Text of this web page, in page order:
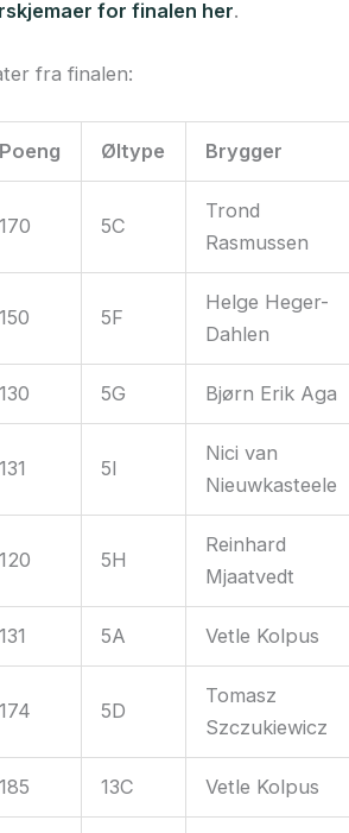
for finalen her.
fra finalen:
Poeng Øltype Brygger
170 5C
Trond
Rasmussen
150 5F
Helge Heger-
Dahlen
130 5G Bjørn Erik Aga
131 5I
Nici van
Nieuwkasteele
120 5H
Reinhard
Mjaatvedt
131 5A Vetle Kolpus
174 5D
Tomasz
Szczukiewicz
185 13C Vetle Kolpus